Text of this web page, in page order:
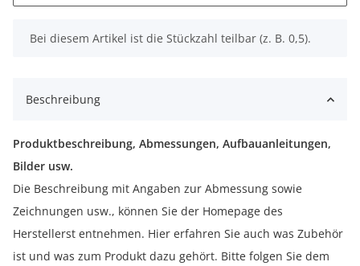
x
Bei diesem Artikel ist die Stückzahl teilbar (z. B. 0,5).
Beschreibung
Produktbeschreibung, Abmessungen, Aufbauanleitungen,
Bilder usw.
Die Beschreibung mit Angaben zur Abmessung sowie
Zeichnungen usw., können Sie der Homepage des
Herstellerst entnehmen. Hier erfahren Sie auch was Zubehör
ist und was zum Produkt dazu gehört. Bitte folgen Sie dem